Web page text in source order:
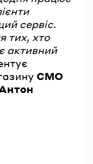
сервіс.
тих, хто
активний
CMO